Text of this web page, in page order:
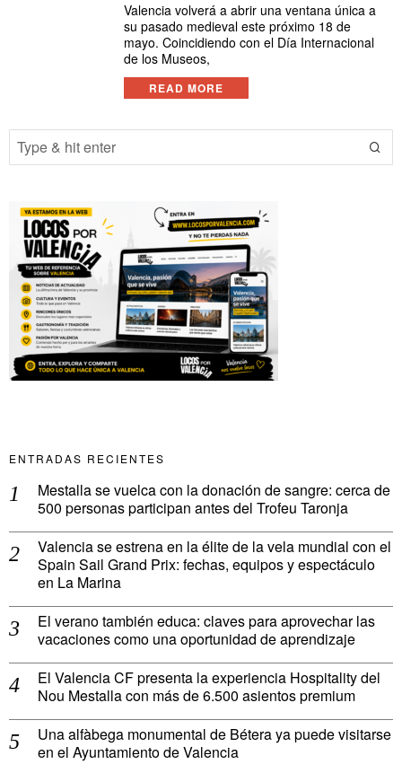
Valencia volverá a abrir una ventana única a
su pasado medieval este próximo 18 de
mayo. Coincidiendo con el Día Internacional
de los Museos,
READ MORE
ENTRADAS RECIENTES
Mestalla se vuelca con la donación de sangre: cerca de
500 personas participan antes del Trofeu Taronja
Valencia se estrena en la élite de la vela mundial con el
Spain Sail Grand Prix: fechas, equipos y espectáculo
en La Marina
El verano también educa: claves para aprovechar las
vacaciones como una oportunidad de aprendizaje
El Valencia CF presenta la experiencia Hospitality del
Nou Mestalla con más de 6.500 asientos premium
Una alfàbega monumental de Bétera ya puede visitarse
en el Ayuntamiento de Valencia